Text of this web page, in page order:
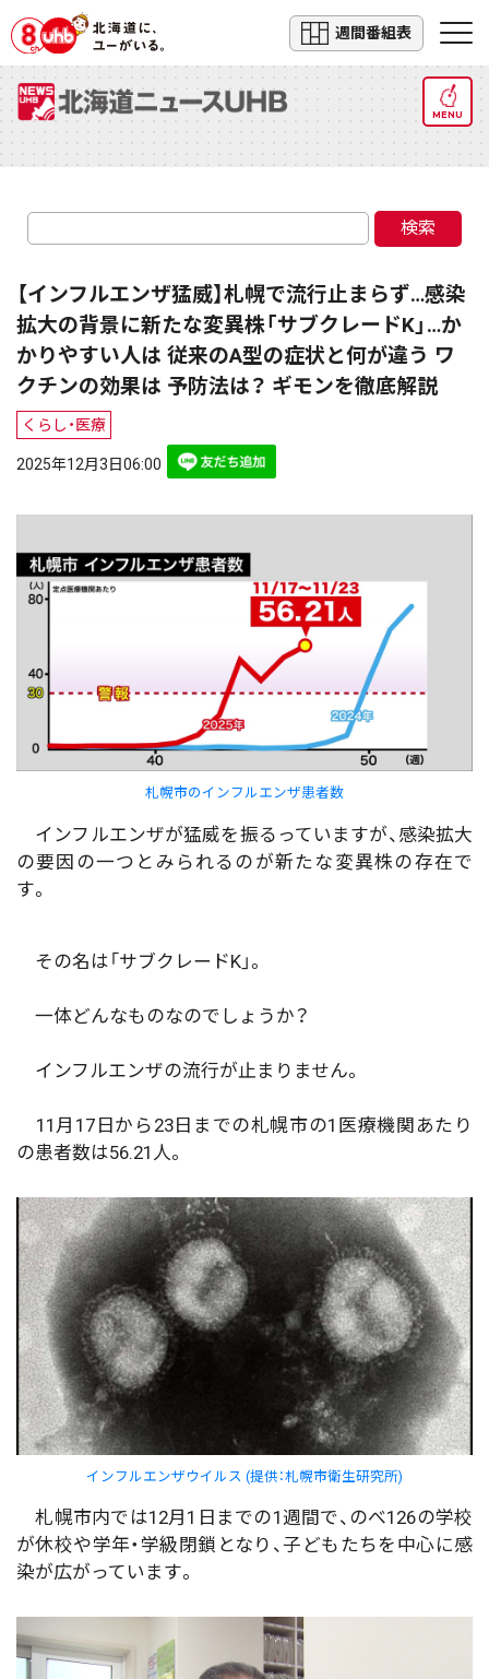
週間番組表
MENU
検索
【インフルエンザ猛威】札幌で流行止まらず…感染
拡大の背景に新たな変異株「サブクレードK」…か
かりやすい人は 従来のA型の症状と何が違う ワ
クチンの効果は 予防法は？ ギモンを徹底解説
くらし・医療
2025年12月3日06:00
札幌市のインフルエンザ患者数
インフルエンザが猛威を振るっていますが、感染拡大
の要因の一つとみられるのが新たな変異株の存在で
す。
その名は「サブクレードK」。
一体どんなものなのでしょうか？
インフルエンザの流行が止まりません。
11月17日から23日までの札幌市の1医療機関あたり
の患者数は56.21人。
インフルエンザウイルス (提供：札幌市衛生研究所)
札幌市内では12月1日までの1週間で、のべ126の学校
が休校や学年・学級閉鎖となり、子どもたちを中心に感
染が広がっています。